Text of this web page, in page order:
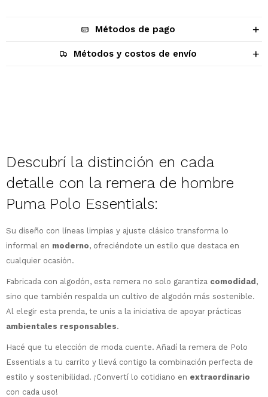
Métodos de pago
Métodos y costos de envío
Descubrí la distinción en cada
detalle con la remera de hombre
Puma Polo Essentials:
Su diseño con líneas limpias y ajuste clásico transforma lo
informal en moderno, ofreciéndote un estilo que destaca en
cualquier ocasión.
Fabricada con algodón, esta remera no solo garantiza comodidad ,
sino que también respalda un cultivo de algodón más sostenible.
Al elegir esta prenda, te unis a la iniciativa de apoyar prácticas
ambientales responsables.
Hacé que tu elección de moda cuente. Añadí la remera de Polo
Essentials a tu carrito y llevá contigo la combinación perfecta de
estilo y sostenibilidad. ¡Convertí lo cotidiano en extraordinario
con cada uso!
cuotas y sin tocar tu
tarjeta de crédito
¡Sumate a la forma más ágil de
comprar!
en 12 cuotas * ¡Solo con tu cédula!
* sujeto aprobación crediticia.
Verifica si estás calificado para comprar
Cédula de identidad
Celular
Fecha de nacimiento
Día Mes Año
Después.
para comprar en las cuotas
Elegís Pago Después como metodo de pago
* sujeto a aprobación crediticia. El monto
disponible puede variar por comercio
Ups!
Parece que no tenes oferta, lamentamos
el inconveniente, por cualquier duda
preguntas@pagodespues.com.uy
¡Algo salió mal!
Por favor intenta nuevamente mas tarde.